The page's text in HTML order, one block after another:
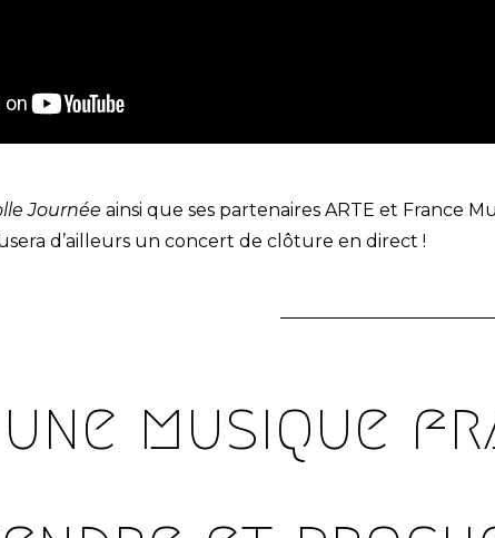
Journée ainsi que ses partenaires ARTE et France
d’ailleurs un concert de clôture en direct !
une musique